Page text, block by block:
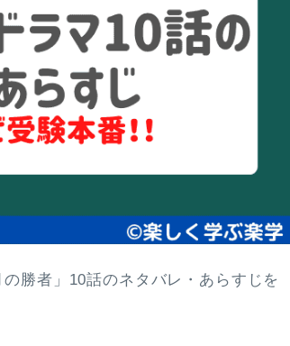
勝者」10話のネタバレ・あらすじを